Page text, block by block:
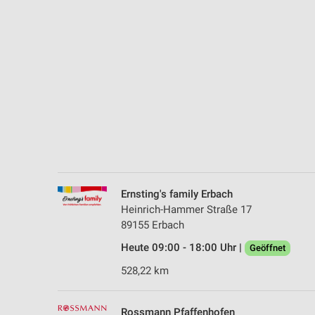
Ernsting's family Erbach
Heinrich-Hammer Straße 17
89155 Erbach
Heute 09:00 - 18:00 Uhr |
Geöffnet
528,22 km
Rossmann Pfaffenhofen
Nicht-IAB-Verarbeitungszwecke: